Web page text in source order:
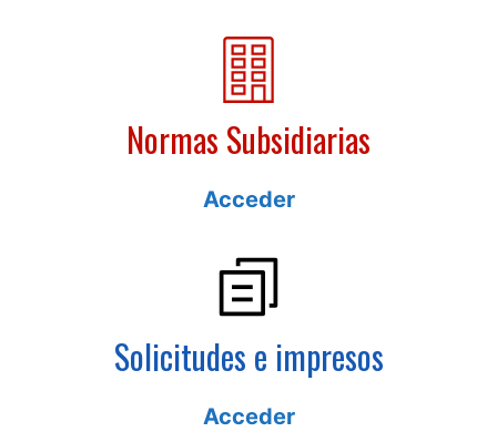
Normas Subsidiarias
Acceder
Solicitudes e impresos
Acceder